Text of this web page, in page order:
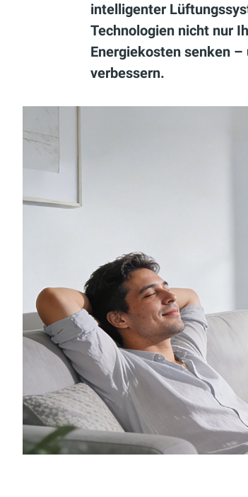
intelligenter
Technologien nicht nur
Energiekosten senken
verbessern.